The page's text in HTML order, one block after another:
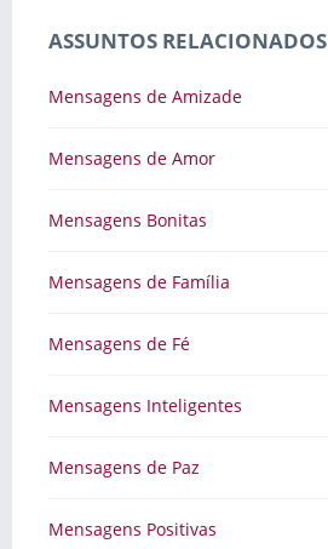
ASSUNTOS RELACIONADOS
Mensagens de Amizade
Mensagens de Amor
Mensagens Bonitas
Mensagens de Família
Mensagens de Fé
Mensagens Inteligentes
Mensagens de Paz
Mensagens Positivas